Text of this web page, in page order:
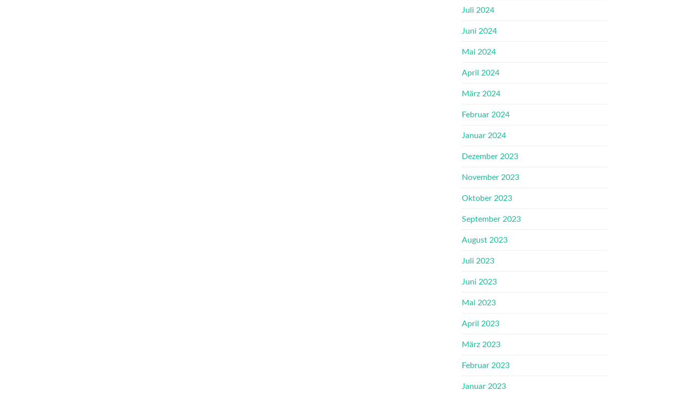
Juli 2024
Juni 2024
Mai 2024
April 2024
März 2024
Februar 2024
Januar 2024
Dezember 2023
November 2023
Oktober 2023
September 2023
August 2023
Juli 2023
Juni 2023
Mai 2023
April 2023
März 2023
Februar 2023
Januar 2023